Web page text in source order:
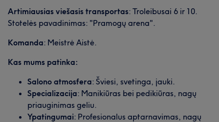
Artimiausias viešasis transportas: Troleibusai 6 ir 10.
Stotelės pavadinimas: "Pramogų arena".
Komanda: Meistrė Aistė.
Kas mums patinka:
Salono atmosfera: Šviesi, svetinga, jauki.
Specializacija: Manikiūras bei pedikiūras, nagų
priauginimas geliu.
Ypatingumai: Profesionalus aptarnavimas, nagų